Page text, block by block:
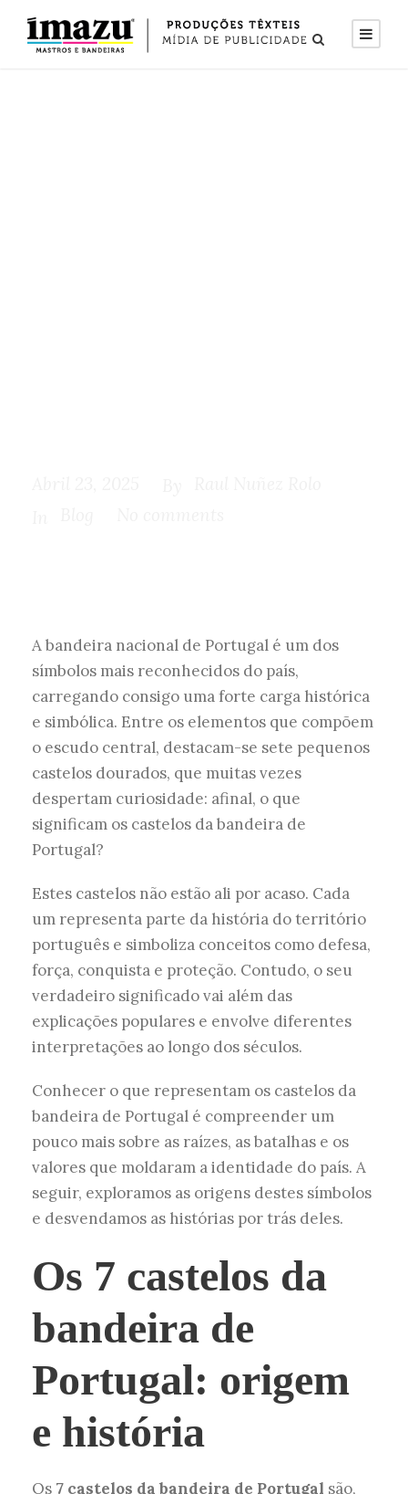
A bandeira nacional de Portugal é um dos
símbolos mais reconhecidos do país,
carregando consigo uma forte carga histórica
e simbólica. Entre os elementos que compõem
o escudo central, destacam-se sete pequenos
castelos dourados, que muitas vezes
despertam curiosidade: afinal, o que
significam os castelos da bandeira de
Portugal?
Estes castelos não estão ali por acaso. Cada
um representa parte da história do território
português e simboliza conceitos como defesa,
força, conquista e proteção. Contudo, o seu
verdadeiro significado vai além das
explicações populares e envolve diferentes
interpretações ao longo dos séculos.
Conhecer o que representam os castelos da
bandeira de Portugal é compreender um
pouco mais sobre as raízes, as batalhas e os
valores que moldaram a identidade do país. A
seguir, exploramos as origens destes símbolos
e desvendamos as histórias por trás deles.
Os 7 castelos da
bandeira de
Portugal: origem
e história
Os 7 castelos da bandeira de Portugal são,